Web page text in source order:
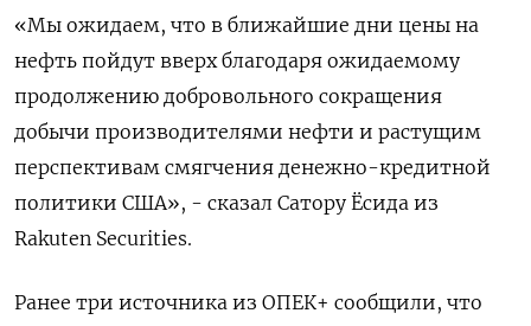
«Мы ожидаем, что в ближайшие дни цены на
нефть пойдут вверх благодаря ожидаемому
продолжению добровольного сокращения
добычи производителями нефти и растущим
перспективам смягчения денежно-кредитной
политики США», - сказал Сатору Ёсида из
Rakuten Securities.
Ранее три источника из ОПЕК+ сообщили, что